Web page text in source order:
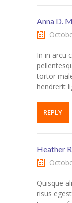
Anna D.
In in arcu
tortor
hendrerit
REPLY
Heather
Quisque
risus